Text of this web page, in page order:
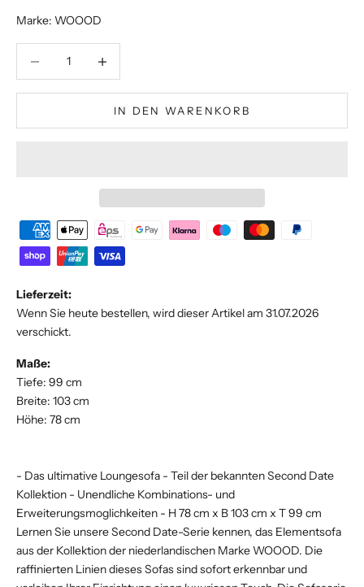
Marke: WOOOD
IN DEN WARENKORB
Lieferzeit:
Wenn Sie heute bestellen, wird dieser Artikel am 31.07.2026
verschickt.
Maße:
Tiefe: 99 cm
Breite: 103 cm
Höhe: 78 cm
- Das ultimative Loungesofa - Teil der bekannten Second Date
Kollektion - Unendliche Kombinations- und
Erweiterungsmoglichkeiten - H 78 cm x B 103 cm x T 99 cm
Lernen Sie unsere Second Date-Serie kennen, das Elementsofa
aus der Kollektion der niederlandischen Marke WOOOD. Die
raffinierten Linien dieses Sofas sind sofort erkennbar und